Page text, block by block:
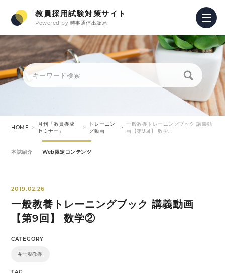
教員採用試験対策サイト
Powered by 時事通信出版局
HOME
月刊「教員養成
セミナー」
トレーニン
グ動画
一般教養トレーニングブック 講義動
画【第9回】 数学…
本誌紹介 Web限定コンテンツ
2019.02.26
一般教養トレーニングブック 講義動画
【第9回】 数学②
CATEGORY
#一般教養